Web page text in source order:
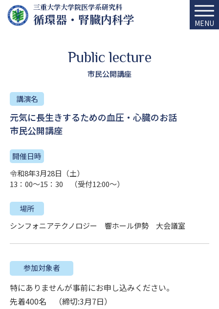
三重大学大学院医学系研究科
循環器・腎臓内科学 MENU
Public lecture
市民公開講座
講演名
元気に長生きするための血圧・心臓のお話
市民公開講座
開催日時
令和8年3月28日（土）
13：00～15：30 （受付12:00～）
場所
シンフォニアテクノロジー 響ホール伊勢 大会議室
参加対象者
特にありませんが事前にお申し込みください。
先着400名 （締切:3月7日）